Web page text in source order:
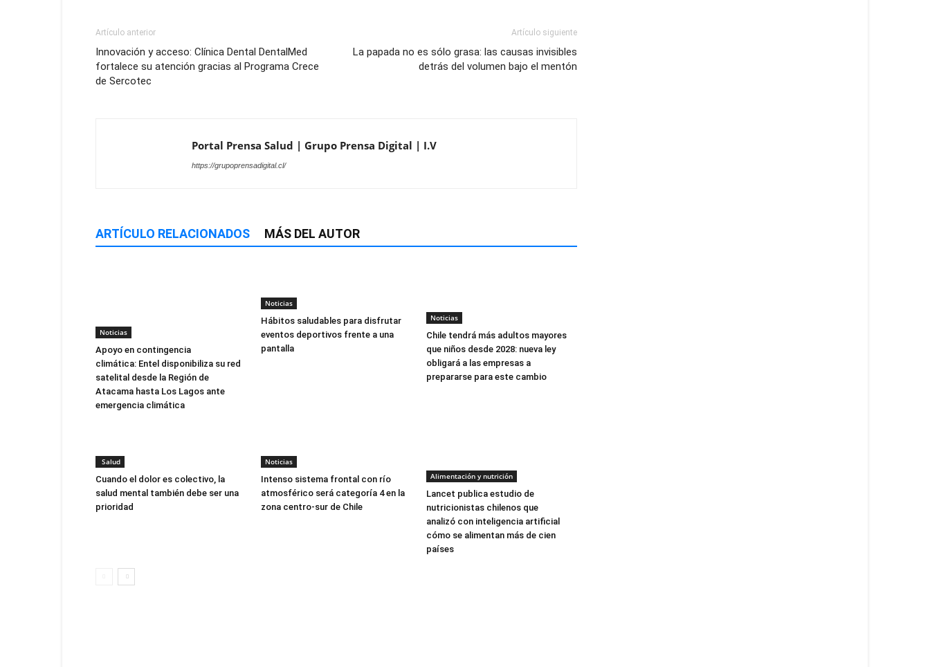
Artículo anterior
Innovación y acceso: Clínica Dental DentalMed
fortalece su atención gracias al Programa Crece
de Sercotec
Artículo siguiente
La papada no es sólo grasa: las causas invisibles
detrás del volumen bajo el mentón
Portal Prensa Salud | Grupo Prensa Digital | I.V
https://grupoprensadigital.cl/
ARTÍCULO RELACIONADOS MÁS DEL AUTOR
Noticias
Apoyo en contingencia
climática: Entel disponibiliza su red
satelital desde la Región de
Atacama hasta Los Lagos ante
emergencia climática
Noticias
Hábitos saludables para disfrutar
eventos deportivos frente a una
pantalla
Noticias
Chile tendrá más adultos mayores
que niños desde 2028: nueva ley
obligará a las empresas a
prepararse para este cambio
Salud
Cuando el dolor es colectivo, la
salud mental también debe ser una
prioridad
Noticias
Intenso sistema frontal con río
atmosférico será categoría 4 en la
zona centro-sur de Chile
Alimentación y nutrición
Lancet publica estudio de
nutricionistas chilenos que
analizó con inteligencia artificial
cómo se alimentan más de cien
países